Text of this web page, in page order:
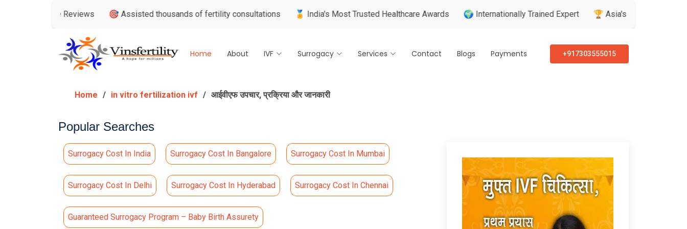
🎯 Assisted thousands of fertility consultations 🏅 India's Most Trusted Healthcare Awards 🌍 Internationally Trained Expert 🏆 Asia's Greatest Brand & Leader
Home About IVF Surrogacy Services Contact Blogs Payments +917303555015
Home in vitro fertilization ivf आईवीएफ उपचार, प्रक्रिया और जानकारी
Popular Searches
Surrogacy Cost In India Surrogacy Cost In Bangalore Surrogacy Cost In Mumbai
Surrogacy Cost In Delhi Surrogacy Cost In Hyderabad Surrogacy Cost In Chennai
Guaranteed Surrogacy Program – Baby Birth Assurety